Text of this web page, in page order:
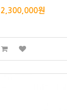
2,300,000원